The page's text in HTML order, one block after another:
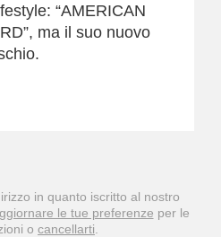
“AMERICAN
ma il suo nuovo
in quanto iscritto al nostro
le tue preferenze per le
o cancellarti